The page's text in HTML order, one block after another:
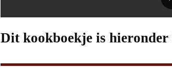
Dit kookboekje is hieronder